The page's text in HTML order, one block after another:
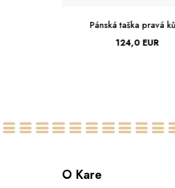
Pánská taška
83,0
O Kare